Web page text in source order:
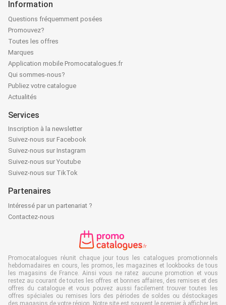
Information
Questions fréquemment posées
Promouvez?
Toutes les offres
Marques
Application mobile Promocatalogues.fr
Qui sommes-nous?
Publiez votre catalogue
Actualités
Services
Inscription à la newsletter
Suivez-nous sur Facebook
Suivez-nous sur Instagram
Suivez-nous sur Youtube
Suivez-nous sur TikTok
Partenaires
Intéressé par un partenariat ?
Contactez-nous
Promocatalogues réunit chaque jour tous les catalogues promotionnels
hebdomadaires en cours, les promos, les magazines et lookbooks de tous
les magasins de France. Ainsi vous ne ratez aucune promotion et vous
restez au courant de toutes les offres et bonnes affaires, des remises et des
offres du catalogue et vous pouvez aussi facilement trouver toutes les
offres spéciales ou remises lors des périodes de soldes ou déstockages
des magasins de votre région. Notre site est souvent le premier à afficher les